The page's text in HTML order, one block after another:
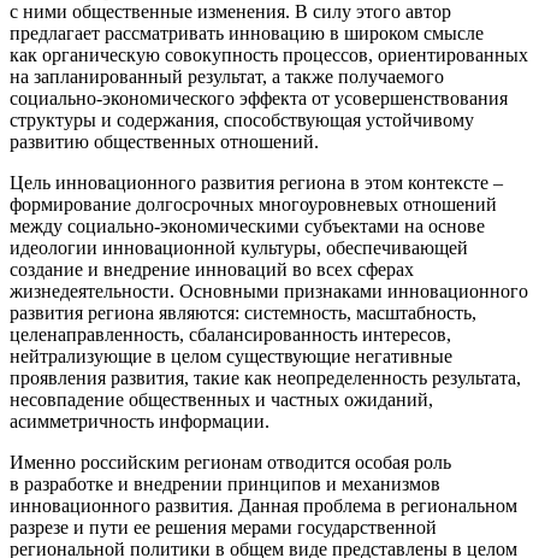
с ними общественные изменения. В силу этого автор
предлагает рассматривать инновацию в широком смысле
как органическую совокупность процессов, ориентированных
на запланированный результат, а также получаемого
социально-экономического эффекта от усовершенствования
структуры и содержания, способствующая устойчивому
развитию общественных отношений.
Цель инновационного развития региона в этом контексте –
формирование долгосрочных многоуровневых отношений
между социально-экономическими субъектами на основе
идеологии инновационной культуры, обеспечивающей
создание и внедрение инноваций во всех сферах
жизнедеятельности. Основными признаками инновационного
развития региона являются: системность, масштабность,
целенаправленность, сбалансированность интересов,
нейтрализующие в целом существующие негативные
проявления развития, такие как неопределенность результата,
несовпадение общественных и частных ожиданий,
асимметричность информации.
Именно российским регионам отводится особая роль
в разработке и внедрении принципов и механизмов
инновационного развития. Данная проблема в региональном
разрезе и пути ее решения мерами государственной
региональной политики в общем виде представлены в целом